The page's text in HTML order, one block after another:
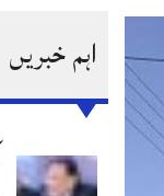
اہم خبریں